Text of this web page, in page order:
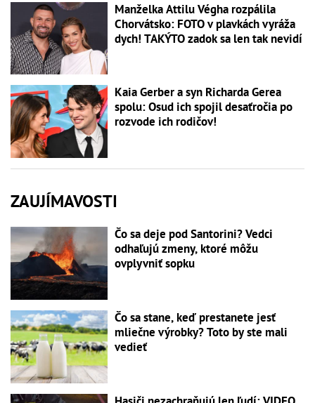
Manželka Attilu Végha rozpálila
Chorvátsko: FOTO v plavkách vyráža
dych! TAKÝTO zadok sa len tak nevidí
Kaia Gerber a syn Richarda Gerea
spolu: Osud ich spojil desaťročia po
rozvode ich rodičov!
ZAUJÍMAVOSTI
Čo sa deje pod Santorini? Vedci
odhaľujú zmeny, ktoré môžu
ovplyvniť sopku
Čo sa stane, keď prestanete jesť
mliečne výrobky? Toto by ste mali
vedieť